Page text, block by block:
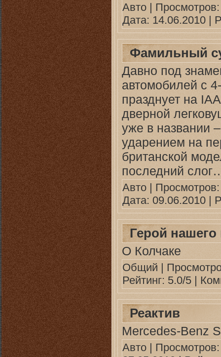
Авто |
Дата: 14.06.2010 |
Фамильный
Давно под
автомобилей с
празднует на
дверной
уже в названии
ударением на
британской
последний
Авто |
Дата: 09.06.2010 |
Герой
О Колчаке
Общий |
Рейтинг: 5.0/5 |
Реактив
Mercedes-Benz
Авто |